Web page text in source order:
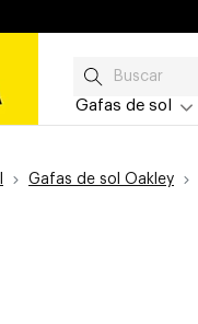
Gafas de sol
Gafas de sol Oakley